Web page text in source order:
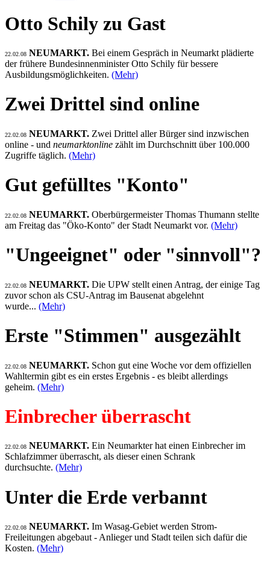
Otto Schily zu Gast
22.02.08 NEUMARKT. Bei einem Gespräch in Neumarkt plädierte
der frühere Bundesinnenminister Otto Schily für bessere
Ausbildungsmöglichkeiten. (Mehr)
Zwei Drittel sind online
22.02.08 NEUMARKT. Zwei Drittel aller Bürger sind inzwischen
online - und neumarktonline zählt im Durchschnitt über 100.000
Zugriffe täglich. (Mehr)
Gut gefülltes "Konto"
22.02.08 NEUMARKT. Oberbürgermeister Thomas Thumann stellte
am Freitag das "Öko-Konto" der Stadt Neumarkt vor. (Mehr)
"Ungeeignet" oder "sinnvoll"?
22.02.08 NEUMARKT. Die UPW stellt einen Antrag, der einige Tag
zuvor schon als CSU-Antrag im Bausenat abgelehnt
wurde... (Mehr)
Erste "Stimmen" ausgezählt
22.02.08 NEUMARKT. Schon gut eine Woche vor dem offiziellen
Wahltermin gibt es ein erstes Ergebnis - es bleibt allerdings
geheim. (Mehr)
Einbrecher überrascht
22.02.08 NEUMARKT. Ein Neumarkter hat einen Einbrecher im
Schlafzimmer überrascht, als dieser einen Schrank
durchsuchte. (Mehr)
Unter die Erde verbannt
22.02.08 NEUMARKT. Im Wasag-Gebiet werden Strom-
Freileitungen abgebaut - Anlieger und Stadt teilen sich dafür die
Kosten. (Mehr)